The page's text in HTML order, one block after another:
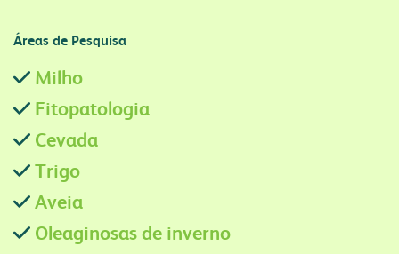
Áreas de Pesquisa
Milho
Fitopatologia
Cevada
Trigo
Aveia
Oleaginosas de inverno